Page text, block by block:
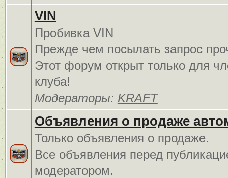
VIN
Пробивка VIN
Прежде чем посылать запрос
Этот форум открыт только для
клуба!
Модераторы: KRAFT
Объявления о продаже
Только объявления о продаже.
Все объявления перед
модератором.